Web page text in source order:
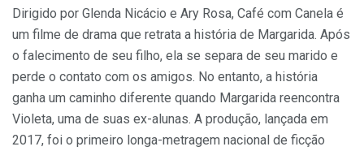
Dirigido por Glenda Nicácio e Ary Rosa, Café com Canela é
um filme de drama que retrata a história de Margarida. Após
o falecimento de seu filho, ela se separa de seu marido e
perde o contato com os amigos. No entanto, a história
ganha um caminho diferente quando Margarida reencontra
Violeta, uma de suas ex-alunas. A produção, lançada em
2017, foi o primeiro longa-metragem nacional de ficção